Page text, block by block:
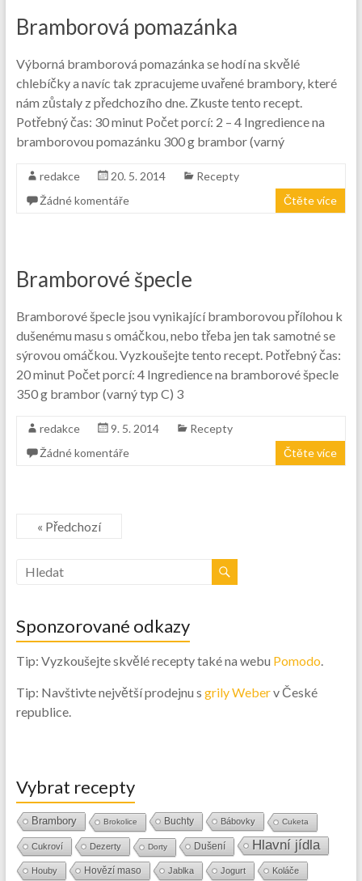
Bramborová pomazánka
Výborná bramborová pomazánka se hodí na skvělé
chlebíčky a navíc tak zpracujeme uvařené brambory, které
nám zůstaly z předchozího dne. Zkuste tento recept.
Potřebný čas: 30 minut Počet porcí: 2 – 4 Ingredience na
bramborovou pomazánku 300 g brambor (varný
redakce 20. 5. 2014
Recepty
Žádné komentáře
Čtěte více
Bramborové špecle
Bramborové špecle jsou vynikající bramborovou přílohou k
dušenému masu s omáčkou, nebo třeba jen tak samotné se
sýrovou omáčkou. Vyzkoušejte tento recept. Potřebný čas:
20 minut Počet porcí: 4 Ingredience na bramborové špecle
350 g brambor (varný typ C) 3
redakce 9. 5. 2014
Recepty
Žádné komentáře
Čtěte více
« Předchozí
Sponzorované odkazy
Tip: Vyzkoušejte skvělé recepty také na webu Pomodo.
Tip: Navštivte největší prodejnu s grily Weberv České
republice.
Vybrat recepty
Brambory Brokolice Buchty Bábovky Cuketa
Cukroví Dezerty Dorty Dušení Hlavní jídla
Houby Hovězí maso Jablka Jogurt Koláče